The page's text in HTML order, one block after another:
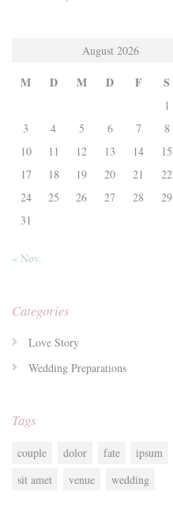
August 2026
M D M D F S
1
3
4 5 6 7 8
10
11 12 13 14 15
17
18 19 20 21 22
24
25 26 27 28 29
31
« Nov.
Categories
Love Story
Wedding Preparations
Tags
couple dolor fate ipsum
sit amet
venue wedding